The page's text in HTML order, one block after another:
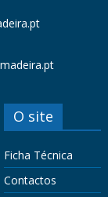
O site
Ficha Técnica
Contactos